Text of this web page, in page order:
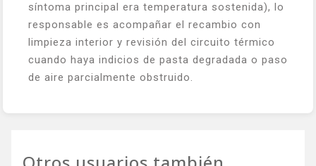
síntoma principal era temperatura sostenida), lo
responsable es acompañar el recambio con
limpieza interior y revisión del circuito térmico
cuando haya indicios de pasta degradada o paso
de aire parcialmente obstruido.